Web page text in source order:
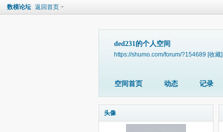
数模论坛 返回首页
ded231的个人空间
https://shumo.com/forum/?154689 [收藏]
空间首页 动态 记录
头像